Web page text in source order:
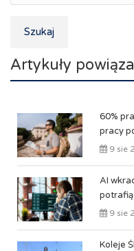
Szukaj
Artykuły
60%
pracy
9 sie
AI
9 sie
Koleje